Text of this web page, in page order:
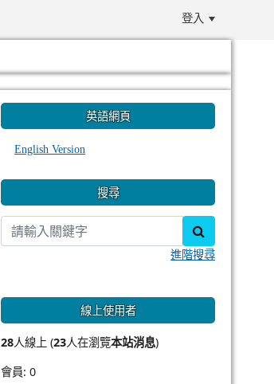
登入
英語網頁
English Version
搜尋
進階搜尋
線上使用者
28人線上 (23人在瀏覽本站消息)
會員: 0